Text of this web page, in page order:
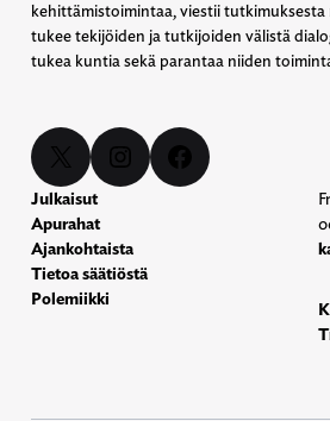
kehittämistoimintaa, viestii tutkimuksesta
tukee tekijöiden ja tutkijoiden välistä
tukea kuntia sekä parantaa niiden
X Instagram Facebook
Julkaisut
Apurahat
Ajankohtaista
Tietoa säätiöstä
Polemiikki